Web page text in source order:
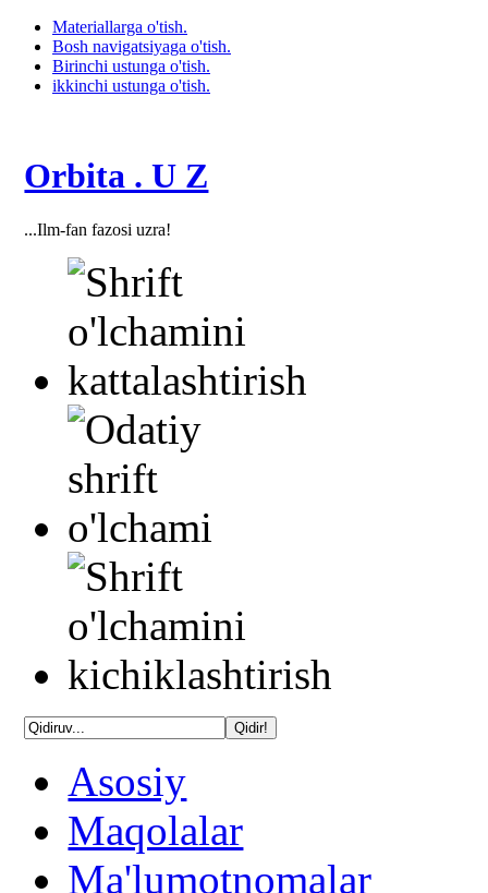
Materiallarga o'tish.
Bosh navigatsiyaga o'tish.
Birinchi ustunga o'tish.
ikkinchi ustunga o'tish.
Orbita . U Z
...Ilm-fan fazosi uzra!
Asosiy
Maqolalar
Ma'lumotnomalar